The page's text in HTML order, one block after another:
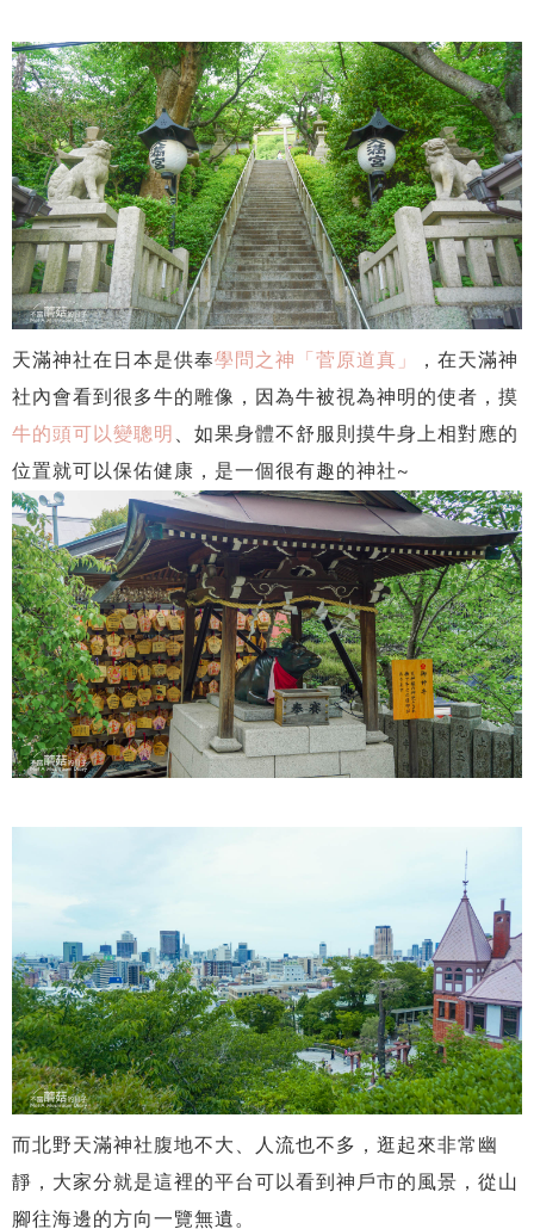
天滿神社在日本是供奉學問之神「菅原道真」
，在天滿神
社內會看到很多牛的雕像，因為牛被視為神明的使者，摸
牛的頭可以變聰明 、如果身體不舒服則摸牛身上相對應的
位置就可以保佑健康，是一個很有趣的神社~
而北野天滿神社腹地不大、人流也不多，逛起來非常幽
靜，大家分就是這裡的平台可以看到神戶市的風景，從山
腳往海邊的方向一覽無遺。